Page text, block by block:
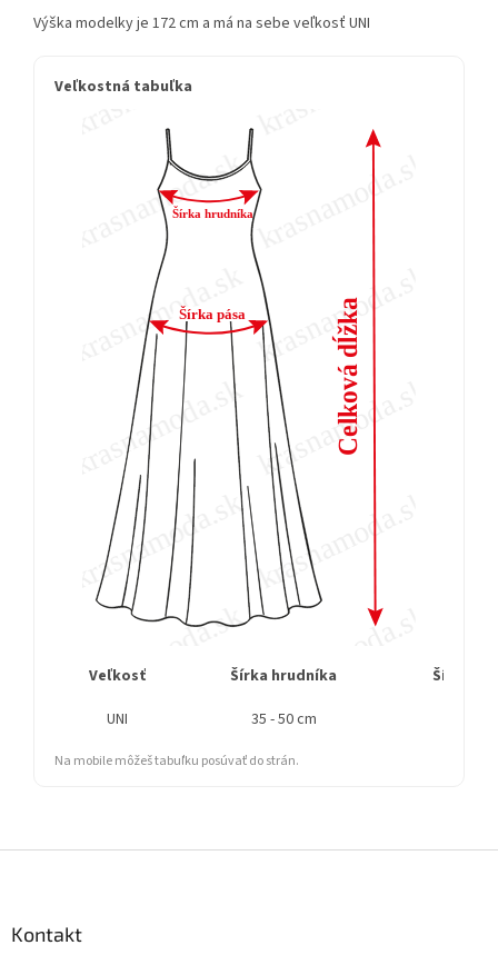
Výška modelky je 172 cm a má na sebe veľkosť UNI
Veľkostná tabuľka
Veľkosť Šírka hrudníka
Šírka
UNI
35 - 50 cm
Na mobile môžeš tabuľku posúvať do strán.
Kontakt